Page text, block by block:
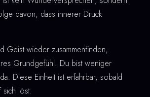
davon, dass innerer Druck
Geist wieder zusammenfinden,
Grundgefühl. Du bist weniger
Diese Einheit ist erfahrbar, sobald
sich löst.